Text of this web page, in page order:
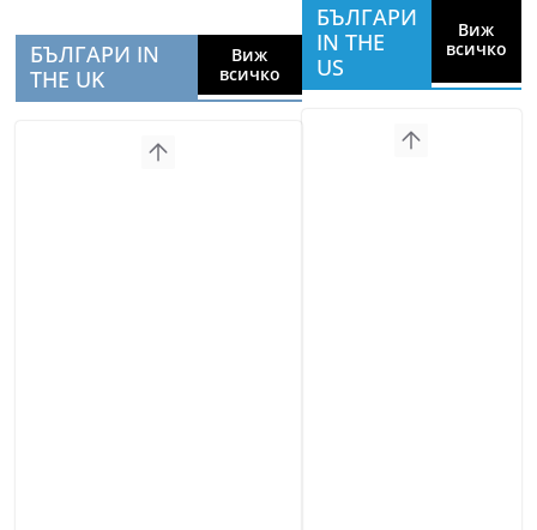
БЪЛГАРИ IN
THE UK
Виж
всичко
БЪЛГАРИ
IN THE
US
Виж
всичко